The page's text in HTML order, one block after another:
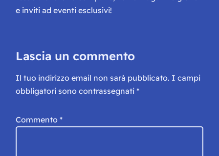
e inviti ad eventi esclusivi!
Lascia un commento
Il tuo indirizzo email non sarà pubblicato. I campi
obbligatori sono contrassegnati *
Commento *